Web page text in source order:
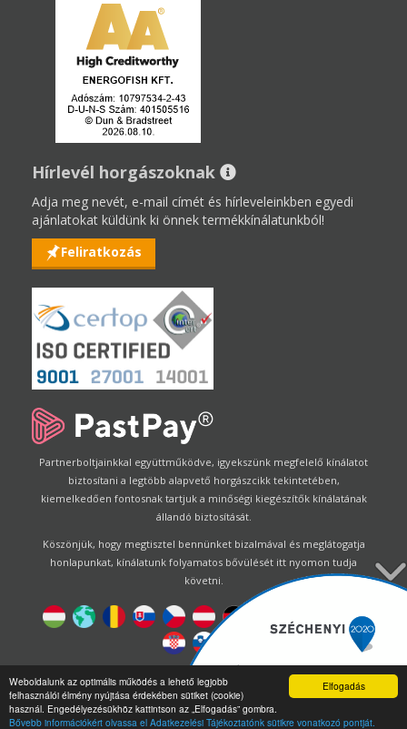
Elfogadás
Weboldalunk az optimális működés a lehető legjobb
felhasználói élmény nyújtása érdekében sütiket (cookie)
használ. Engedélyezésükhöz kattintson az „Elfogadás” gombra.
Bővebb információkért olvassa el Adatkezelési Tájékoztatónk sütikre vonatkozó pontját.
Hírlevél horgászoknak
Adja meg nevét, e-mail címét és hírleveleinkben egyedi
ajánlatokat küldünk ki önnek termékkínálatunkból!
Feliratkozás
Partnerboltjainkkal együttműködve, igyekszünk megfelelő kínálatot
biztosítani a legtöbb alapvető horgászcikk tekintetében,
kiemelkedően fontosnak tartjuk a minőségi kiegészítők kínálatának
állandó biztosítását.
Köszönjük, hogy megtisztel bennünket bizalmával és meglátogatja
honlapunkat, kínálatunk folyamatos bővülését itt nyomon tudja
követni.
Designed by Energofish Kft
Oldalmotor:CWBbyGloobus Software Developement|
Technikai segítség|Webdizájn